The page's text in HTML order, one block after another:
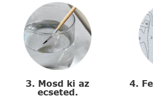
3. Mosd ki az
ecseted.
4.